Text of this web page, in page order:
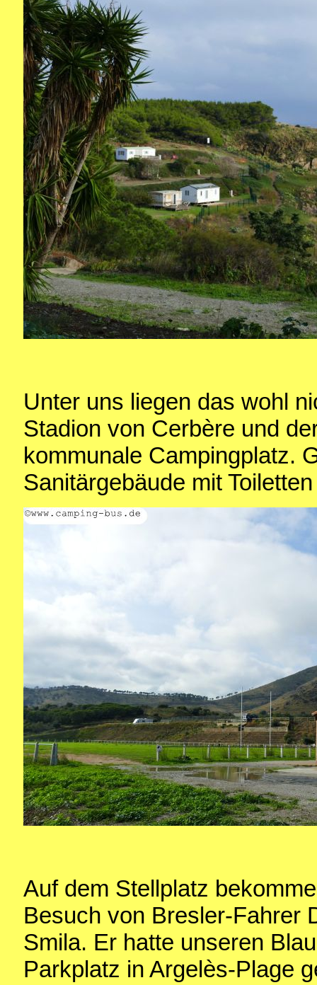
Unter uns liegen das wohl
Stadion von Cerbère und
kommunale Campingplatz.
Sanitärgebäude mit
Auf dem Stellplatz
Besuch von Bresler-Fahrer
Smila. Er hatte unseren
Parkplatz in Argelès-Plage